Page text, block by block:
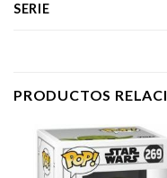
SERIE
PRODUCTOS